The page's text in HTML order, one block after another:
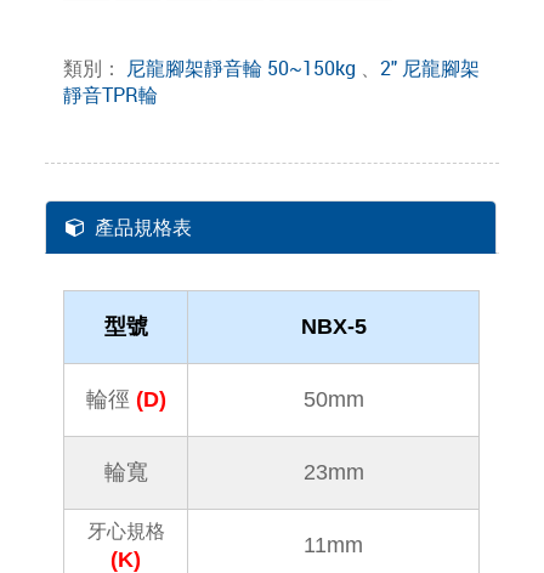
類別： 尼龍腳架靜音輪 50~150kg 、2" 尼龍腳架
靜音TPR輪
產品規格表
型號 NBX-5
輪徑 (D) 50mm
輪寬 23mm
牙心規格
(K)
11mm